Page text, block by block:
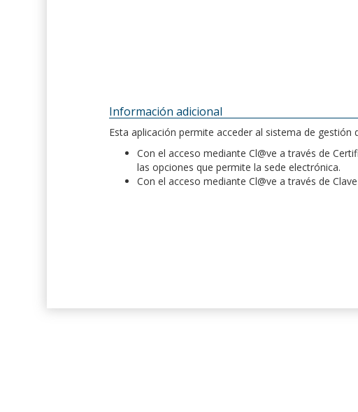
Información adicional
Esta aplicación permite acceder al sistema de
Con el acceso mediante Cl@ve a través de
las opciones que permite la sede electrónica.
Con el acceso mediante Cl@ve a través de